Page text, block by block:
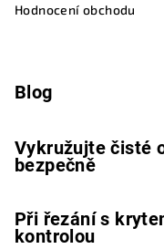
Hodnocení obchodu
Blog
Vykružujte čisté
bezpečně
Při řezání s
kontrolou